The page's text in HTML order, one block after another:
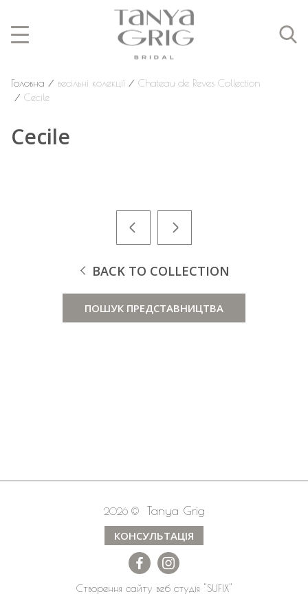
Головна ⁄ весільні колекції ⁄ Chateau de Reves Collection
⁄ Cecile
Cecile
BACK TO COLLECTION
ПОШУК ПРЕДСТАВНИЦТВА
2026 © Tanya Grig
КОНСУЛЬТАЦІЯ
Створення сайту веб студія "SUFIX"